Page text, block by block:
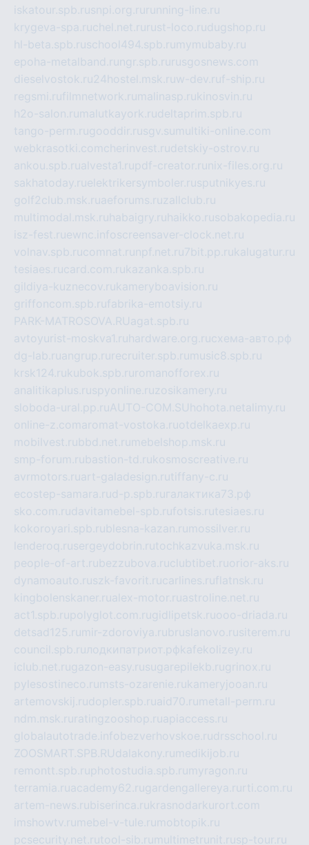
iskatour.spb.rusnpi.org.ru running-line.ru
krygeva-spa.ruchel.net.ru rust-loco.rudugshop.ru
hl-beta.spb.ruschool494.spb.ru mymubaby.ru
epoha-metalband.ru ngr.spb.ru rusgosnews.com
dieselvostok.ru24hostel.msk.ruw-dev.ruf-ship.ru
regsmi.rufilmnetwork.ru malinasp.rukinosvin.ru
h2o-salon.ru malutkayork.rudeltaprim.spb.ru
tango-perm.rugooddir.rusgv.su multiki-online.com
webkrasotki.comcherinvest.rudetskiy-ostrov.ru
ankou.spb.rualvesta1.rupdf-creator.ru nix-files.org.ru
sakhatoday.ruelektrikersymboler.rusputnikyes.ru
golf2club.msk.ruaeforums.ruzallclub.ru
multimodal.msk.ru habaigry.ru haikko.rusobakopedia.ru
isz-fest.ruewnc.infoscreensaver-clock.net.ru
volnav.spb.rucomnat.ru npf.net.ru7bit.pp.rukalugatur.ru
tesiaes.rucard.com.rukazanka.spb.ru
gildiya-kuznecov.rukameryboavision.ru
griffoncom.spb.rufabrika-emotsiy.ru
PARK-MATROSOVA.RUagat.spb.ru
avtoyurist-moskva1.ru hardware.org.ruсхема-авто.рф
dg-lab.ruangrup.ru recruiter.spb.ru music8.spb.ru
krsk124.rukubok.spb.ru romanofforex.ru
analitikaplus.ruspyonline.ruzosikamery.ru
sloboda-ural.pp.ruAUTO-COM.SU hohota.netalimy.ru
online-z.comaromat-vostoka.ruotdelkaexp.ru
mobilvest.rubbd.net.ru mebelshop.msk.ru
smp-forum.rubastion-td.rukosmoscreative.ru
avrmotors.ruart-galadesign.rutiffany-c.ru
ecostep-samara.rud-p.spb.ru галактика73.рф
sko.com.rudavitamebel-spb.rufotsis.rutesiaes.ru
kokoroyari.spb.rublesna-kazan.ru mossilver.ru
lenderoq.rusergeydobrin.rutochkazvuka.msk.ru
people-of-art.rubezzubova.ruclubtibet.ruorior-aks.ru
dynamoauto.ruszk-favorit.rucarlines.ruflatnsk.ru
kingbolenskaner.rualex-motor.ruastroline.net.ru
act1.spb.rupolyglot.com.rugidlipetsk.ruooo-driada.ru
detsad125.ru mir-zdoroviya.rubruslanovo.rusiterem.ru
council.spb.ruлодкипатриот.рфkafekolizey.ru
iclub.net.rugazon-easy.rusugarepilekb.rugrinox.ru
pylesostineco.ru msts-ozarenie.rukameryjooan.ru
artemovskij.rudopler.spb.ruaid70.ru metall-perm.ru
ndm.msk.ru ratingzooshop.ruapiaccess.ru
globalautotrade.info bezverhovskoe.rudrsschool.ru
ZOOSMART.SPB.RUdalakony.ru medikijob.ru
remontt.spb.ruphotostudia.spb.ru myragon.ru
terramia.ruacademy62.rugardengallereya.ru rti.com.ru
artem-news.rubiserinca.rukrasnodarkurort.com
imshowtv.ru mebel-v-tule.ru mobtopik.ru
pcsecurity.net.rutool-sib.ru multimetrunit.rusp-tour.ru